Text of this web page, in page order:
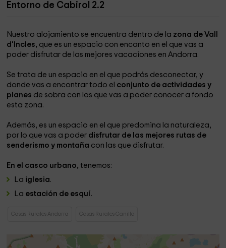
Entorno de Cabirol 2.2
Nuestro alojamiento se encuentra dentro de la zona de Vall
d'Incles, que es un espacio con encanto en el que vas a
poder disfrutar de las mejores vacaciones en Andorra.
Se trata de un espacio en el que podrás desconectar, y
donde vas a encontrar todo el conjunto de actividades y
planes de sobra con los que vas a poder conocer a fondo
esta zona.
Además, es un espacio en el que predomina la naturaleza,
por lo que vas a poder disfrutar de las mejores rutas de
senderismo y montaña con las que disfrutar.
En el casco urbano,tenemos:
La iglesia.
La estación de esquí.
Casas Rurales Andorra Casas Rurales Canillo